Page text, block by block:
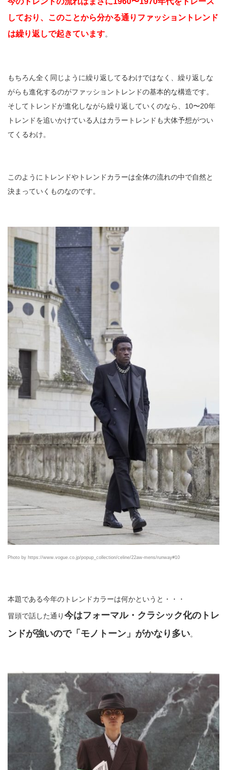
しており、このことから分かる通りファッショントレンド
は繰り返しで起きています。
もちろん全く同じように繰り返してるわけではなく、繰り返しな
がらも進化するのがファッショントレンドの基本的な構造です。
そしてトレンドが進化しながら繰り返していくのなら、10〜20年
トレンドを追いかけている人はカラートレンドも大体予想がつい
てくるわけ。
このようにトレンドやトレンドカラーは全体の流れの中で自然と
決まっていくものなのです。
Photo by https://www.vogue.co.jp/popup_collection/celine/22aw-mens/runway#10
本題である今年のトレンドカラーは何かというと・・・
冒頭で話した通り今はフォーマル・クラシック化のトレ
ンドが強いので「モノトーン」がかなり多い。